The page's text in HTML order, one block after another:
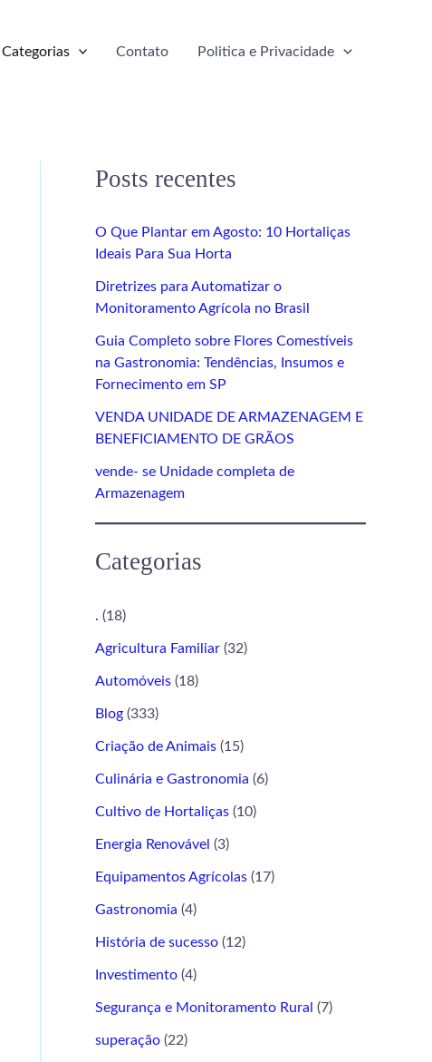
Categorias Contato Politica e Privacidade
Posts recentes
O Que Plantar em Agosto: 10 Hortaliças
Ideais Para Sua Horta
Diretrizes para Automatizar o
Monitoramento Agrícola no Brasil
Guia Completo sobre Flores Comestíveis
na Gastronomia: Tendências, Insumos e
Fornecimento em SP
VENDA UNIDADE DE ARMAZENAGEM E
BENEFICIAMENTO DE GRÃOS
vende- se Unidade completa de
Armazenagem
Categorias
. (18)
Agricultura Familiar (32)
Automóveis (18)
Blog (333)
Criação de Animais (15)
Culinária e Gastronomia (6)
Cultivo de Hortaliças (10)
Energia Renovável (3)
Equipamentos Agrícolas (17)
Gastronomia (4)
História de sucesso (12)
Investimento (4)
Segurança e Monitoramento Rural (7)
superação (22)